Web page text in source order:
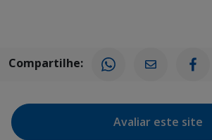
Compartilhe:
Avaliar este site